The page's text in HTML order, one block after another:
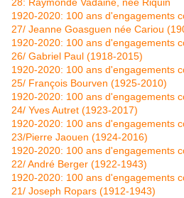
1920-2020: 100 ans d'engagements
27/ Jeanne Goasguen née Cariou
1920-2020: 100 ans d'engagements
26/ Gabriel Paul (1918-2015)
1920-2020: 100 ans d'engagements
25/ François Bourven (1925-2010)
1920-2020: 100 ans d'engagements
24/ Yves Autret (1923-2017)
1920-2020: 100 ans d'engagements
23/Pierre Jaouen (1924-2016)
1920-2020: 100 ans d'engagements
22/ André Berger (1922-1943)
1920-2020: 100 ans d'engagements
21/ Joseph Ropars (1912-1943)